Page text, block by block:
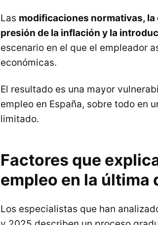
Las modificaciones normativas,
presión de la inflación y la
escenario en el que el empleador
económicas.
El resultado es una mayor
empleo en España, sobre todo en
limitado.
Factores que
empleo en la última
Los especialistas que han